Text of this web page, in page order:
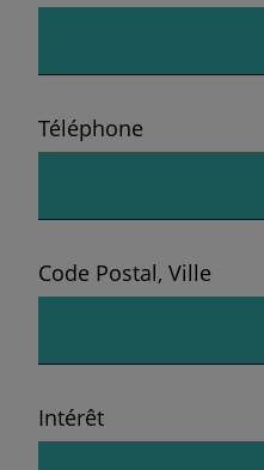
Téléphone
Code Postal, Ville
Intérêt